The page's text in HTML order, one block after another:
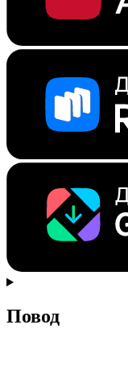
Повод